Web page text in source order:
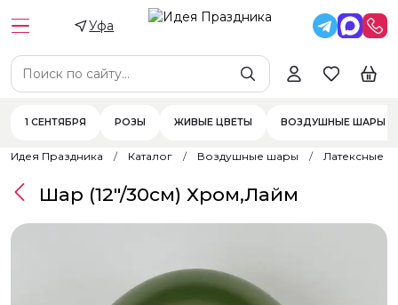
Уфа
1 СЕНТЯБРЯ РОЗЫ ЖИВЫЕ ЦВЕТЫ ВОЗДУШНЫЕ ШАРЫ
Идея Праздника Каталог Воздушные шары Латексные
Шар (12"/30см) Хром,Лайм